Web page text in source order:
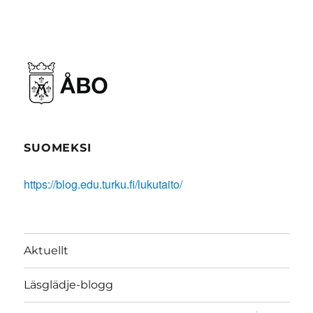
SUOMEKSI
https://blog.edu.turku.fi/lukutaito/
Aktuellt
Läsglädje-blogg